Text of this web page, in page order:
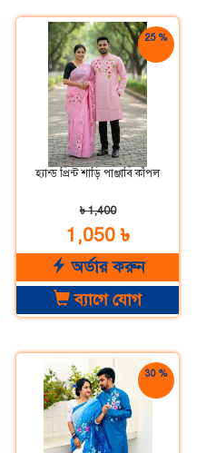
25 %
হ্যান্ড প্রিন্ট শাড়ি পাঞ্জাবি কাঁপল
৳ 1,400
1,050 ৳
অর্ডার করুন
ব্যাগে যোগ
30 %